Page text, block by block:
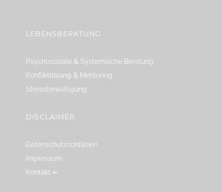
LEBENSBERATUNG
Psychosoziale & Systemische Beratung
Konfliktlösung & Mentoring
Stressbewältigung
DISCLAIMER
Datenschutzrichtlinien
Impressum
Kontakt ⇐